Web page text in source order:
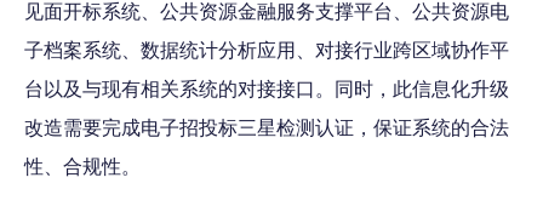
见面开标系统、公共资源金融服务支撑平台、公共资源电
子档案系统、数据统计分析应用、对接行业跨区域协作平
台以及与现有相关系统的对接接口。同时，此信息化升级
改造需要完成电子招投标三星检测认证，保证系统的合法
性、合规性。